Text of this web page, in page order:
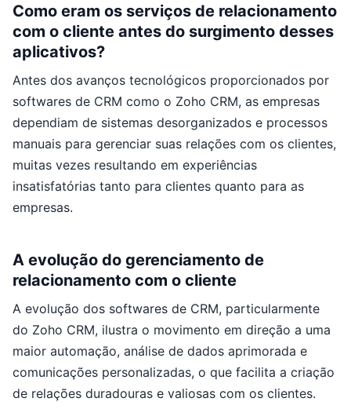
Como eram os serviços de relacionamento
com o cliente antes do surgimento desses
aplicativos?
Antes dos avanços tecnológicos proporcionados por
softwares de CRM como o Zoho CRM, as empresas
dependiam de sistemas desorganizados e processos
manuais para gerenciar suas relações com os clientes,
muitas vezes resultando em experiências
insatisfatórias tanto para clientes quanto para as
empresas.
A evolução do gerenciamento de
relacionamento com o cliente
A evolução dos softwares de CRM, particularmente
do Zoho CRM, ilustra o movimento em direção a uma
maior automação, análise de dados aprimorada e
comunicações personalizadas, o que facilita a criação
de relações duradouras e valiosas com os clientes.